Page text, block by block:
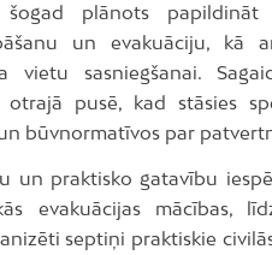
šogad plānots papildināt
un evakuāciju, kā
sasniegšanai.
pusē, kad stāsies
būvnormatīvos par
un praktisko gatavību
evakuācijas mācības,
septiņi praktiskie